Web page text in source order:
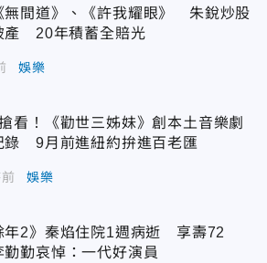
無間道》、《許我耀眼》 朱銳炒股
產 20年積蓄全賠光
娛樂
看！《勸世三姊妹》創本土音樂劇
錄 9月前進紐約拚進百老匯
娛樂
年2》秦焰住院1週病逝 享壽72
勤哀悼：一代好演員